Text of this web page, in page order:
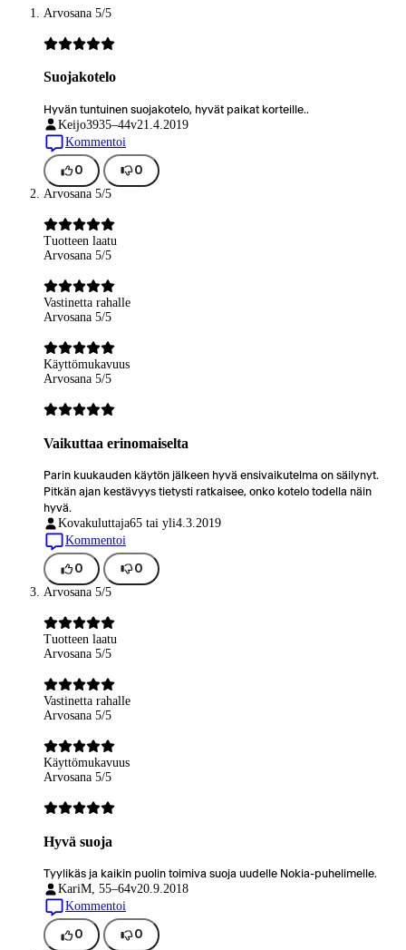
Arvosana 5/5
Suojakotelo
Hyvän tuntuinen suojakotelo, hyvät paikat korteille..
Keijo3935–44v21.4.2019
Kommentoi
0 0
Arvosana 5/5
Tuotteen laatu
Arvosana 5/5
Vastinetta rahalle
Arvosana 5/5
Käyttömukavuus
Arvosana 5/5
Vaikuttaa erinomaiselta
Parin kuukauden käytön jälkeen hyvä ensivaikutelma on säilynyt.
Pitkän ajan kestävyys tietysti ratkaisee, onko kotelo todella näin
hyvä.
Kovakuluttaja65 tai yli4.3.2019
Kommentoi
0 0
Arvosana 5/5
Tuotteen laatu
Arvosana 5/5
Vastinetta rahalle
Arvosana 5/5
Käyttömukavuus
Arvosana 5/5
Hyvä suoja
Tyylikäs ja kaikin puolin toimiva suoja uudelle Nokia-puhelimelle.
KariM, 55–64v20.9.2018
Kommentoi
0 0